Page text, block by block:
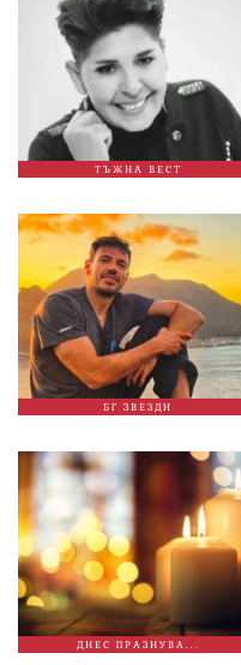
ТЪЖНА ВЕСТ
БГ ЗВЕЗДИ
ДНЕС ПРАЗНУВА...